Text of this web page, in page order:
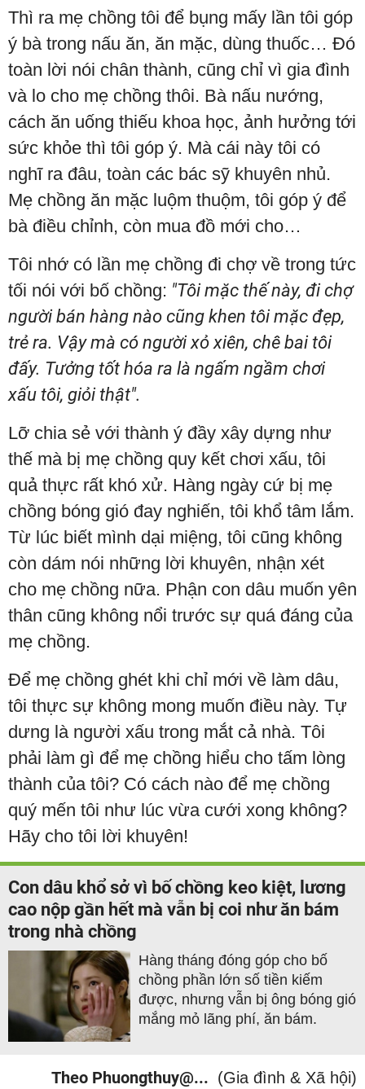
Thì ra mẹ chồng tôi để bụng mấy lần tôi góp
ý bà trong nấu ăn, ăn mặc, dùng thuốc… Đó
toàn lời nói chân thành, cũng chỉ vì gia đình
và lo cho mẹ chồng thôi. Bà nấu nướng,
cách ăn uống thiếu khoa học, ảnh hưởng tới
sức khỏe thì tôi góp ý. Mà cái này tôi có
nghĩ ra đâu, toàn các bác sỹ khuyên nhủ.
Mẹ chồng ăn mặc luộm thuộm, tôi góp ý để
bà điều chỉnh, còn mua đồ mới cho…
Tôi nhớ có lần mẹ chồng đi chợ về trong tức
tối nói với bố chồng: "Tôi mặc thế này, đi chợ
người bán hàng nào cũng khen tôi mặc đẹp,
trẻ ra. Vậy mà có người xỏ xiên, chê bai tôi
đấy. Tưởng tốt hóa ra là ngấm ngầm chơi
xấu tôi, giỏi thật".
Lỡ chia sẻ với thành ý đầy xây dựng như
thế mà bị mẹ chồng quy kết chơi xấu, tôi
quả thực rất khó xử. Hàng ngày cứ bị mẹ
chồng bóng gió đay nghiến, tôi khổ tâm lắm.
Từ lúc biết mình dại miệng, tôi cũng không
còn dám nói những lời khuyên, nhận xét
cho mẹ chồng nữa. Phận con dâu muốn yên
thân cũng không nổi trước sự quá đáng của
mẹ chồng.
Để mẹ chồng ghét khi chỉ mới về làm dâu,
tôi thực sự không mong muốn điều này. Tự
dưng là người xấu trong mắt cả nhà. Tôi
phải làm gì để mẹ chồng hiểu cho tấm lòng
thành của tôi? Có cách nào để mẹ chồng
quý mến tôi như lúc vừa cưới xong không?
Hãy cho tôi lời khuyên!
Con dâu khổ sở vì bố chồng keo kiệt, lương
cao nộp gần hết mà vẫn bị coi như ăn bám
trong nhà chồng
Hàng tháng đóng góp cho bố
chồng phần lớn số tiền kiếm
được, nhưng vẫn bị ông bóng gió
mắng mỏ lãng phí, ăn bám.
Theo Phuongthuy@... (Gia đình & Xã hội)